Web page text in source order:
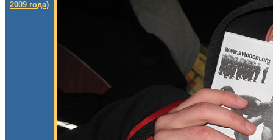
2009 года)